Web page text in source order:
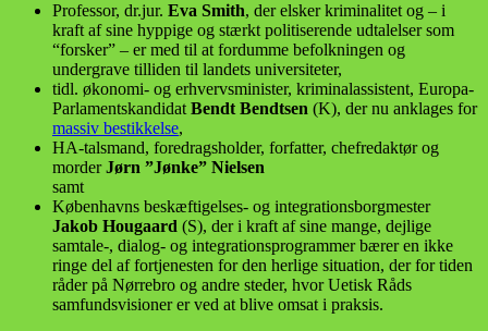
Professor, dr.jur. Eva Smith, der elsker kriminalitet og – i
kraft af sine hyppige og stærkt politiserende udtalelser som
“forsker” – er med til at fordumme befolkningen og
undergrave tilliden til landets universiteter,
tidl. økonomi- og erhvervsminister, kriminalassistent, Europa-
Parlamentskandidat Bendt Bendtsen (K), der nu anklages for
massiv bestikkelse,
HA-talsmand, foredragsholder, forfatter, chefredaktør og
morderJørn ”Jønke” Nielsen
samt
Københavns beskæftigelses- og integrationsborgmester
Jakob Hougaard (S), der i kraft af sine mange, dejlige
samtale-, dialog- og integrationsprogrammer bærer en ikke
ringe del af fortjenesten for den herlige situation, der for tiden
råder på Nørrebro og andre steder, hvor Uetisk Råds
samfundsvisioner er ved at blive omsat i praksis.